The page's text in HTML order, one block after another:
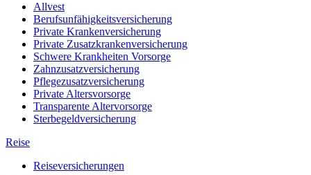
Allvest
Berufsunfähigkeitsversicherung
Private Krankenversicherung
Private Zusatzkrankenversicherung
Schwere Krankheiten Vorsorge
Zahnzusatzversicherung
Pflegezusatzversicherung
Private Altersvorsorge
Transparente Altervorsorge
Sterbegeldversicherung
Reise
Reiseversicherungen